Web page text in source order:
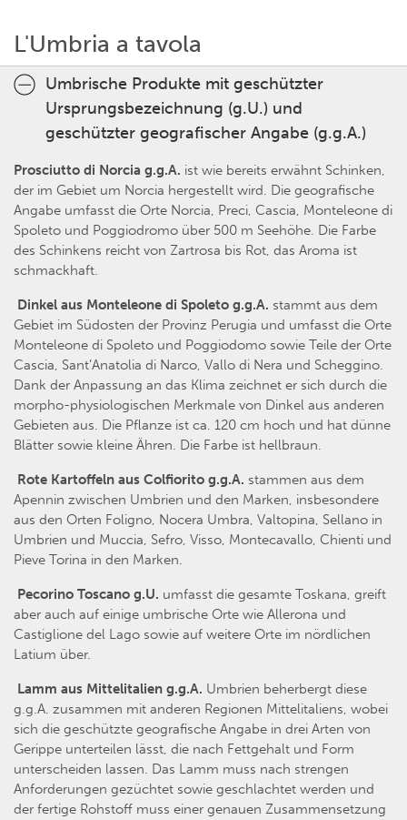
L'Umbria a tavola
Umbrische Produkte mit geschützter
Ursprungsbezeichnung (g.U.) und
geschützter geografischer Angabe (g.g.A.)
Prosciutto di Norcia g.g.A. ist wie bereits erwähnt Schinken,
der im Gebiet um Norcia hergestellt wird. Die geografische
Angabe umfasst die Orte Norcia, Preci, Cascia, Monteleone di
Spoleto und Poggiodromo über 500 m Seehöhe. Die Farbe
des Schinkens reicht von Zartrosa bis Rot, das Aroma ist
schmackhaft.
Dinkel aus Monteleone di Spoleto g.g.A. stammt aus dem
Gebiet im Südosten der Provinz Perugia und umfasst die Orte
Monteleone di Spoleto und Poggiodomo sowie Teile der Orte
Cascia, Sant’Anatolia di Narco, Vallo di Nera und Scheggino.
Dank der Anpassung an das Klima zeichnet er sich durch die
morpho-physiologischen Merkmale von Dinkel aus anderen
Gebieten aus. Die Pflanze ist ca. 120 cm hoch und hat dünne
Blätter sowie kleine Ähren. Die Farbe ist hellbraun.
Rote Kartoffeln aus Colfiorito g.g.A. stammen aus dem
Apennin zwischen Umbrien und den Marken, insbesondere
aus den Orten Foligno, Nocera Umbra, Valtopina, Sellano in
Umbrien und Muccia, Sefro, Visso, Montecavallo, Chienti und
Pieve Torina in den Marken.
Pecorino Toscano g.U. umfasst die gesamte Toskana, greift
aber auch auf einige umbrische Orte wie Allerona und
Castiglione del Lago sowie auf weitere Orte im nördlichen
Latium über.
Lamm aus Mittelitalien g.g.A. Umbrien beherbergt diese
g.g.A. zusammen mit anderen Regionen Mittelitaliens, wobei
sich die geschützte geografische Angabe in drei Arten von
Gerippe unterteilen lässt, die nach Fettgehalt und Form
unterscheiden lassen. Das Lamm muss nach strengen
Anforderungen gezüchtet sowie geschlachtet werden und
der fertige Rohstoff muss einer genauen Zusammensetzung